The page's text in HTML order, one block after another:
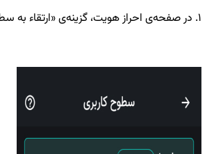
۱. در صفحه‌ی احراز هویت، گزینه‌ی «ارتقاء به سطح ۲» را انتخاب کنید.